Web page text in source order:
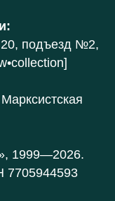
:
, подъезд №2,
1999—2026.
7705944593